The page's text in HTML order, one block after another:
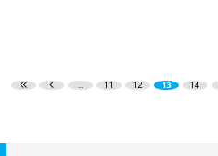
... 11 12 13 14